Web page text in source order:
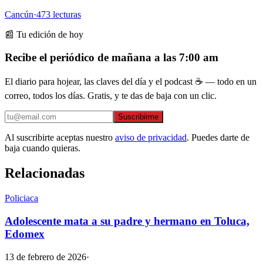
Cancún·473 lecturas
📰 Tu edición de hoy
Recibe el periódico de mañana a las 7:00 am
El diario para hojear, las claves del día y el podcast ☕ — todo en un
correo, todos los días. Gratis, y te das de baja con un clic.
Suscribirme
Al suscribirte aceptas nuestro aviso de privacidad. Puedes darte de
baja cuando quieras.
Relacionadas
Policiaca
Adolescente mata a su padre y hermano en Toluca,
Edomex
13 de febrero de 2026·